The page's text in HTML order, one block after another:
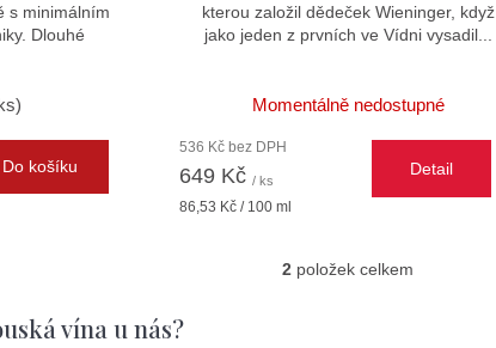
s minimálním
Dlouhé
Do košíku
kterou založil dědeček Wieninger, když
jako jeden z prvních ve Vídni vysadil...
Momentálně nedostupné
536 Kč bez DPH
649 Kč / ks
Měrná
86,53 Kč / 100 ml
Detail
O
2 položek celkem
vína u nás?